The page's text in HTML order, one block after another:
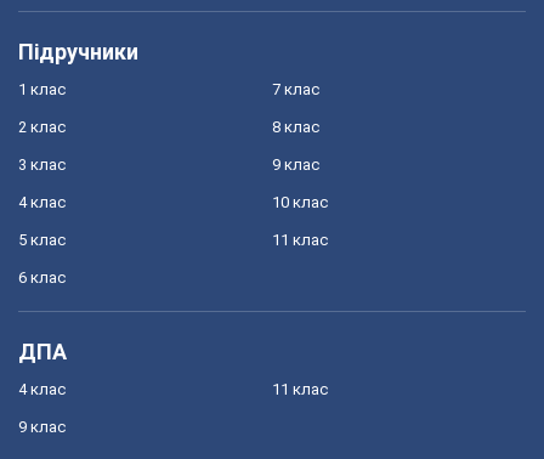
Підручники
1 клас
2 клас
3 клас
4 клас
5 клас
6 клас
7 клас
8 клас
9 клас
10 клас
11 клас
ДПА
4 клас
9 клас
11 клас